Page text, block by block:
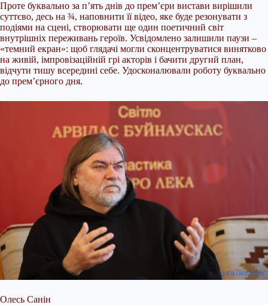
Проте буквально за п’ять днів до прем’єри вистави вирішили
суттєво, десь на ¾, наповнити її відео, яке буде резонувати з
подіями на сцені, створювати ще один поетичний світ
внутрішніх переживань героїв. Усвідомлено залишили паузи –
«темний екран»: щоб глядачі могли сконцентруватися винятково
на живій, імпровізаційній грі акторів і бачити другий план,
відчути тишу всередині себе. Удосконалювали роботу буквально
до прем’єрного дня.
Олесь Санін